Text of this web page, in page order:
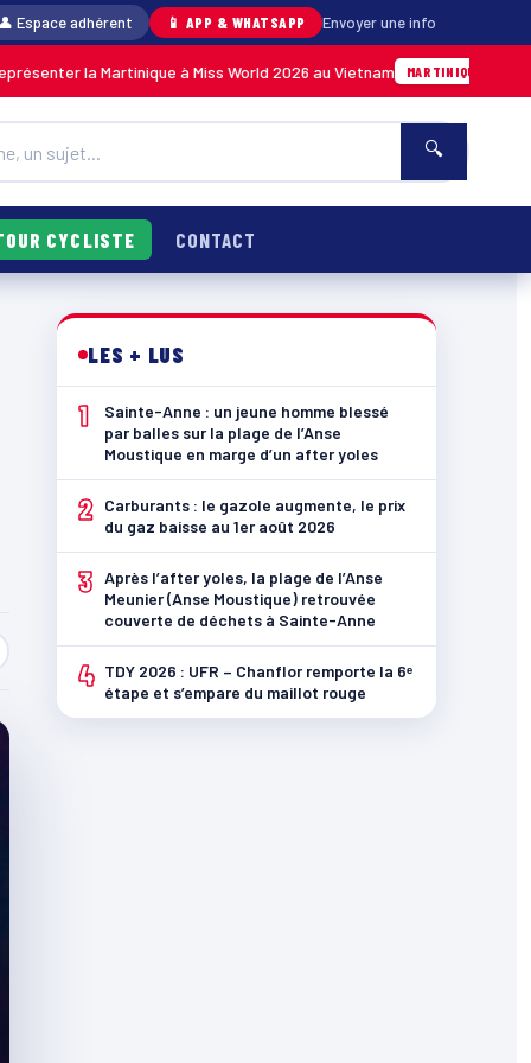
Espace adhérent 📱 APP & WHATSAPP Envoyer une info
Martinique à Miss World 2026 au Vietnam MARTINIQUE 05/08 · 14h14
🔍
CYCLISTE CONTACT
LES + LUS
1
Sainte-Anne : un jeune homme blessé
par balles sur la plage de l’Anse
Moustique en marge d’un after yoles
2
Carburants : le gazole augmente, le prix
du gaz baisse au 1er août 2026
3 Après l’after yoles, la plage de l’Anse
Meunier (Anse Moustique) retrouvée
couverte de déchets à Sainte-Anne
4 TDY 2026 : UFR – Chanflor remporte la 6ᵉ
étape et s’empare du maillot rouge